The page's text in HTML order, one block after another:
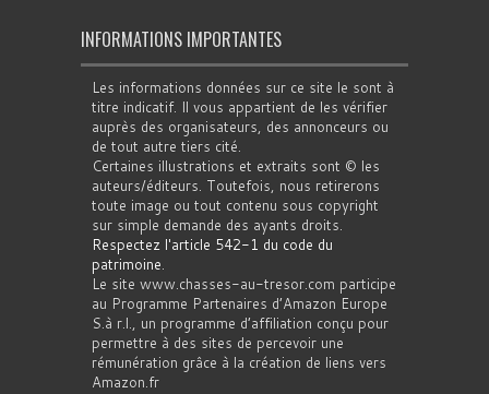
INFORMATIONS IMPORTANTES
Les informations données sur ce site le sont à
titre indicatif. Il vous appartient de les vérifier
auprès des organisateurs, des annonceurs ou
de tout autre tiers cité.
Certaines illustrations et extraits sont © les
auteurs/éditeurs. Toutefois, nous retirerons
toute image ou tout contenu sous copyright
sur simple demande des ayants droits.
Respectez l'article 542-1 du code du
patrimoine.
Le site www.chasses-au-tresor.com participe
au Programme Partenaires d’Amazon Europe
S.à r.l., un programme d’affiliation conçu pour
permettre à des sites de percevoir une
rémunération grâce à la création de liens vers
Amazon.fr